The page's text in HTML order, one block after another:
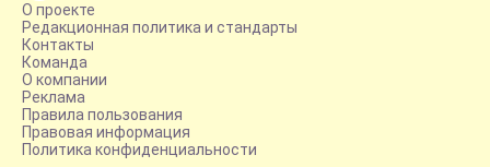
О проекте
Редакционная политика и стандарты
Контакты
Команда
О компании
Реклама
Правила пользования
Правовая информация
Политика конфиденциальности